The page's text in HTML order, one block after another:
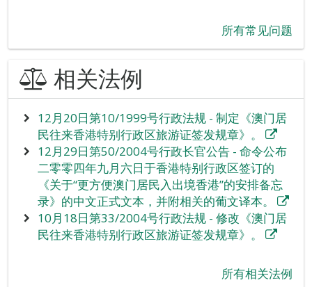
所有常见问题
相关法例
12月20日第10/1999号行政法规 - 制定《澳门居
民往来香港特别行政区旅游证签发规章》。
12月29日第50/2004号行政长官公告 - 命令公布
二零零四年九月六日于香港特别行政区签订的
《关于“更方便澳门居民入出境香港”的安排备忘
录》的中文正式文本，并附相关的葡文译本。
10月18日第33/2004号行政法规 - 修改《澳门居
民往来香港特别行政区旅游证签发规章》。
所有相关法例